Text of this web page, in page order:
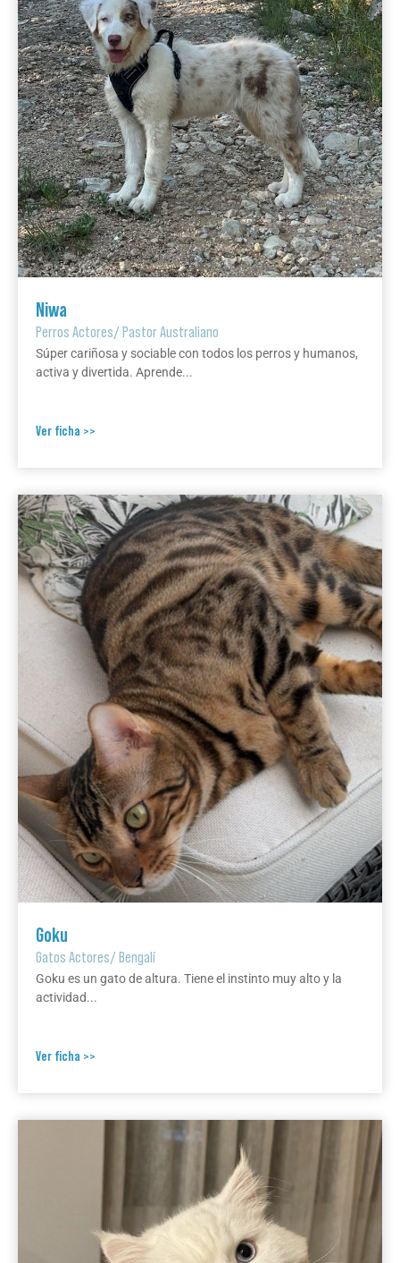
Niwa
Perros Actores/Pastor Australiano
Súper cariñosa y sociable con todos los perros y humanos,
activa y divertida. Aprende...
Ver ficha >>
Goku
Gatos Actores/Bengalí
Goku es un gato de altura. Tiene el instinto muy alto y la
actividad...
Ver ficha >>